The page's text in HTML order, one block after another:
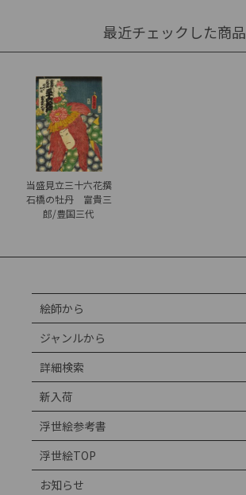
最近チェックした商品
当盛見立三十六花撰
石橋の牡丹 富貴三
郎/豊国三代
絵師から
ジャンルから
詳細検索
新入荷
浮世絵参考書
浮世絵TOP
お知らせ